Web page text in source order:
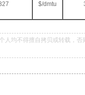
$/dmtu
人均不得擅自拷贝或转载，